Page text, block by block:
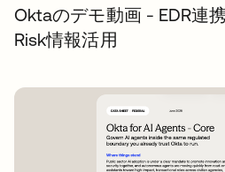
Oktaのデモ動画 - EDR連
Risk情報活用